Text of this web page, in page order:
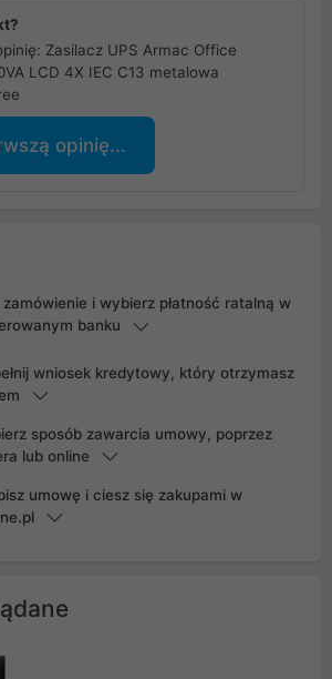
Zasilacz UPS Armac Office
LCD 4X IEC C13 metalowa
opinię...
zamówienie i wybierz płatność ratalną w
banku
wniosek kredytowy, który otrzymasz
sposób zawarcia umowy, poprzez
lub online
umowę i ciesz się zakupami w